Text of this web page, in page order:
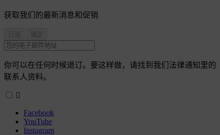
获取我们的最新消息和促销
你可以在任何时候退订。要这样做，请找到我们法律通知里的
联系人资料。

Facebook
YouTube
Instagram